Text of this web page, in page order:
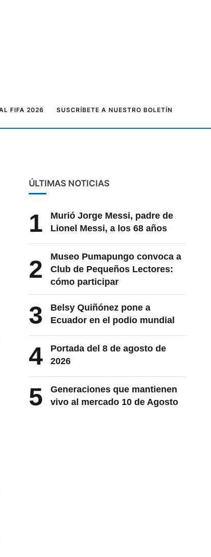
FIFA 2026 SUSCRÍBETE A NUESTRO BOLETÍN
ÚLTIMAS NOTICIAS
1
Murió Jorge Messi, padre de
Lionel Messi, a los 68 años
2
Museo Pumapungo convoca a
Club de Pequeños Lectores:
cómo participar
3
Belsy Quiñónez pone a
Ecuador en el podio mundial
4
Portada del 8 de agosto de
2026
5
Generaciones que mantienen
vivo al mercado 10 de Agosto